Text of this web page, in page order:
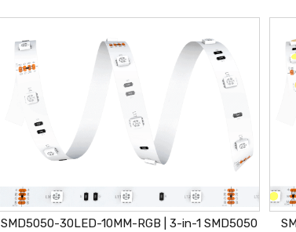
SMD5050-30LED-10MM-RGB | 3-in-1 SMD5050